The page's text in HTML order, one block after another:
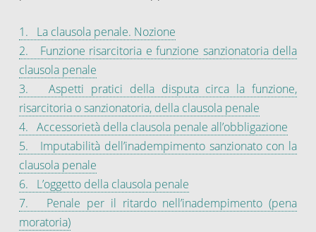
1. La clausola penale. Nozione
2. Funzione risarcitoria e funzione sanzionatoria della
clausola penale
3. Aspetti pratici della disputa circa la funzione,
risarcitoria o sanzionatoria, della clausola penale
4. Accessorietà della clausola penale all’obbligazione
5. Imputabilità dell’inadempimento sanzionato con la
clausola penale
6. L’oggetto della clausola penale
7. Penale per il ritardo nell’inadempimento (pena
moratoria)